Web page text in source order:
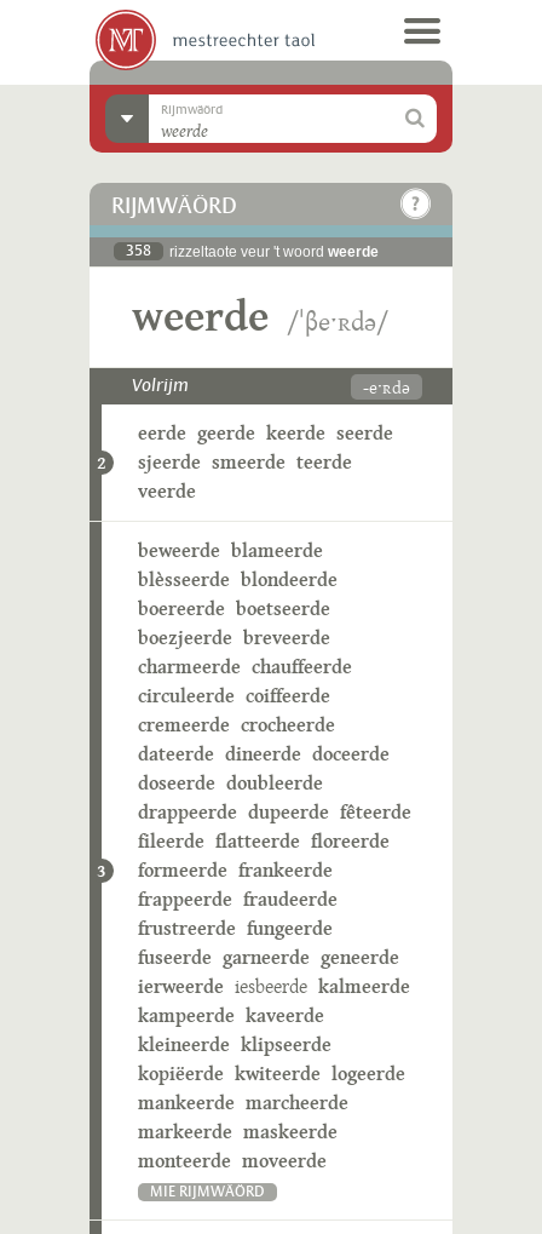
Rijmwäörd
RIJMWÄÖRD
358 rizzeltaote veur 't woord weerde
weerde /ˈβeˑʀdə/
Volrijm -eˑʀdə
2
eerde geerde keerde seerde
sjeerde smeerde teerde
veerde
3
beweerde blameerde
blèsseerde blondeerde
boereerde boetseerde
boezjeerde breveerde
charmeerde chauffeerde
circuleerde coiffeerde
cremeerde crocheerde
dateerde dineerde doceerde
doseerde doubleerde
drappeerde dupeerde fêteerde
fileerde flatteerde floreerde
formeerde frankeerde
frappeerde fraudeerde
frustreerde fungeerde
fuseerde garneerde geneerde
ierweerde iesbeerde kalmeerde
kampeerde kaveerde
kleineerde klipseerde
kopiëerde kwiteerde logeerde
mankeerde marcheerde
markeerde maskeerde
monteerde moveerde
MIE RIJMWÄÖRD